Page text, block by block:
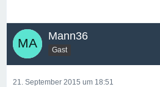
Mann36
Gast
21. September 2015 um 18:51